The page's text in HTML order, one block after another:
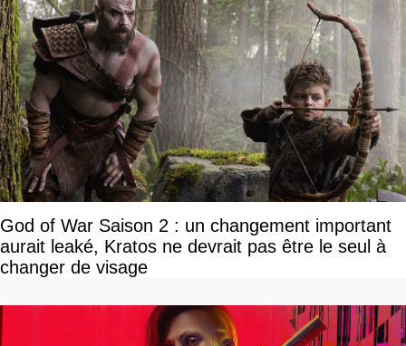
God of War Saison 2 : un changement important
aurait leaké, Kratos ne devrait pas être le seul à
changer de visage